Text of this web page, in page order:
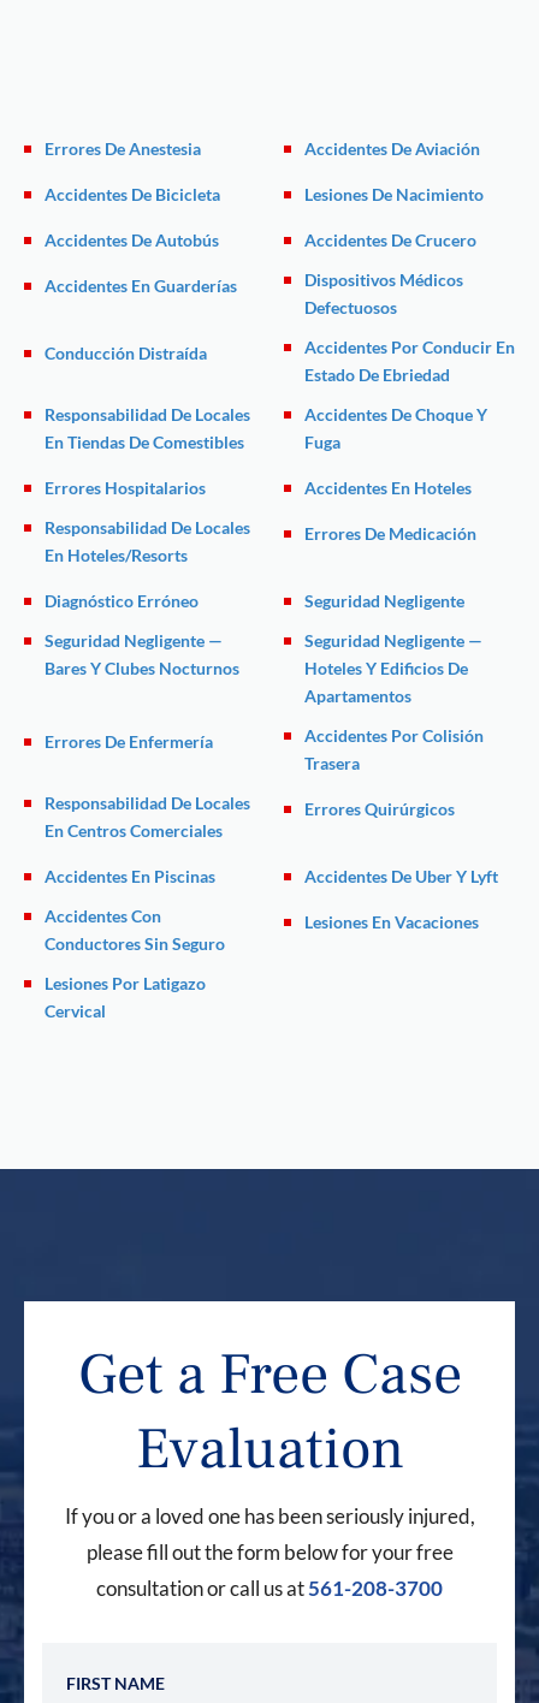
Errores De Anestesia Accidentes De Aviación
Accidentes De Bicicleta Lesiones De Nacimiento
Accidentes De Autobús Accidentes De Crucero
Accidentes En Guarderías
Dispositivos Médicos
Defectuosos
Conducción Distraída
Accidentes Por Conducir En
Estado De Ebriedad
Responsabilidad De Locales
En Tiendas De Comestibles
Accidentes De Choque Y
Fuga
Errores Hospitalarios
Accidentes En Hoteles
Responsabilidad De Locales
En Hoteles/Resorts
Errores De Medicación
Diagnóstico Erróneo
Seguridad Negligente
Seguridad Negligente —
Bares Y Clubes Nocturnos
Seguridad Negligente —
Hoteles Y Edificios De
Apartamentos
Errores De Enfermería
Accidentes Por Colisión
Trasera
Responsabilidad De Locales
En Centros Comerciales
Errores Quirúrgicos
Accidentes En Piscinas
Accidentes De Uber Y Lyft
Accidentes Con
Conductores Sin Seguro
Lesiones En Vacaciones
Lesiones Por Latigazo
Cervical
Get a Free Case
Evaluation
If you or a loved one has been seriously injured,
please fill out the form below for your free
consultation or call us at561-208-3700